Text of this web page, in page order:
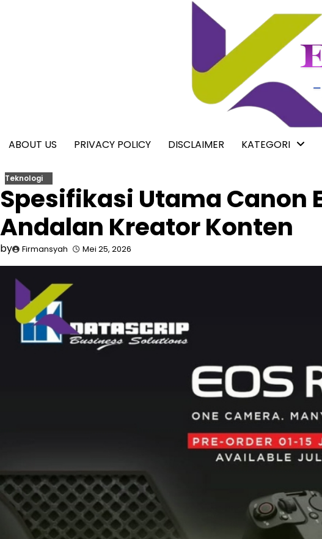
ABOUT US PRIVACY POLICY DISCLAIMER KATEGORI
Teknologi
Spesifikasi Utama Canon
Andalan Kreator Konten
by Firmansyah Mei 25, 2026